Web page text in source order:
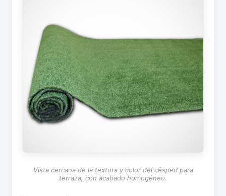
Vista cercana de la textura y color del césped para
terraza, con acabado homogéneo.